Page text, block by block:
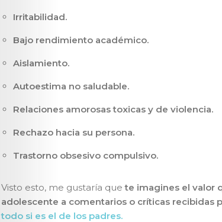
Irritabilidad.
Bajo rendimiento académico.
Aislamiento.
Autoestima no saludable.
Relaciones amorosas toxicas y de violencia.
Rechazo hacia su persona.
Trastorno obsesivo compulsivo.
Visto esto, me gustaría quete imagines el valor
adolescente a comentarios o críticas recibidas
todo si es el de los padres.